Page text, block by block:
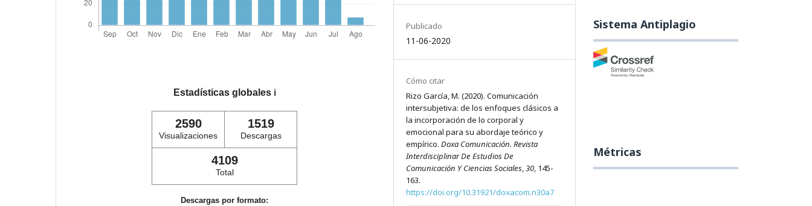
Estadísticas globales ℹ️
2590
Visualizaciones
1519
Descargas
4109
Total
Descargas por formato:
Publicado
11-06-2020
Cómo citar
Rizo García, M. (2020). Comunicación
intersubjetiva: de los enfoques clásicos a
la incorporación de lo corporal y
emocional para su abordaje teórico y
empírico.Doxa Comunicación. Revista
Interdisciplinar De Estudios De
Comunicación Y Ciencias Sociales,30, 145-
163.
https://doi.org/10.31921/doxacom.n30a7
Sistema Antiplagio
Métricas